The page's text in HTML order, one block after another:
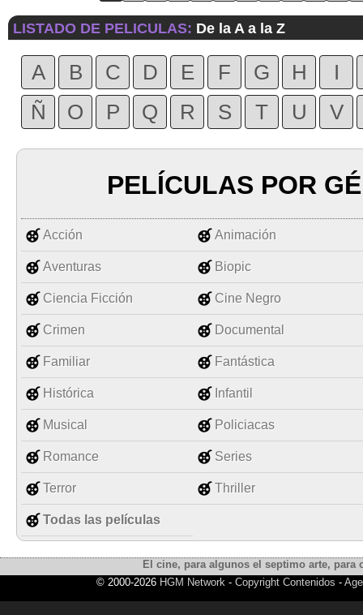
LISTADO DE PELICULAS: De la A a la Z
A B C D E F G H
I
Ñ
O P Q R S T U V
PELÍCULAS POR
Acción Animación
Aventuras Biopic
Ciencia Ficción Cine Negro
Crimen Documental
Familiar Fantástica
Histórica Infantil
Musical Policiacas
Romance Series
Terror Thriller
Todas las películas
El cine, para algunos el septimo arte,
© 2000-2026 HGM Network- Copyright Contenidos -